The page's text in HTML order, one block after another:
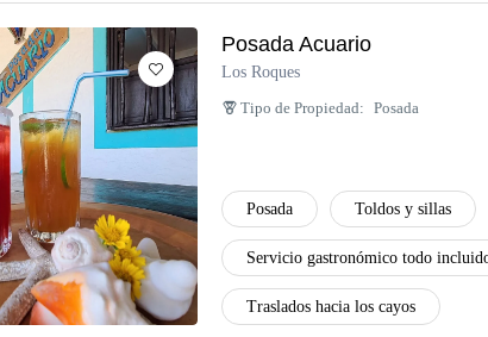
Posada Acuario
Los Roques
Tipo de Propiedad: Posada
Posada Toldos y sillas
Servicio gastronómico todo
Traslados hacia los cayos